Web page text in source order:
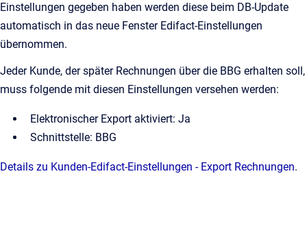
Einstellungen gegeben haben werden diese beim DB-Update
automatisch in das neue Fenster Edifact-Einstellungen
übernommen.
Jeder Kunde, der später Rechnungen über die BBG erhalten soll,
muss folgende mit diesen Einstellungen versehen werden:
Elektronischer Export aktiviert: Ja
Schnittstelle: BBG
Details zu Kunden-Edifact-Einstellungen - Export Rechnungen.